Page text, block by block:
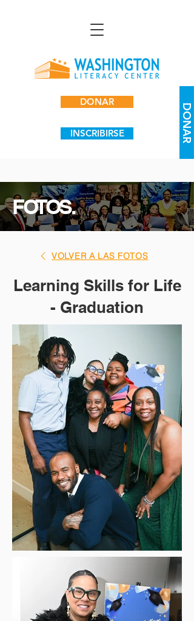
DONAR
INSCRIBIRSE DONAR
FOTOS.
VOLVER A LAS FOTOS
Learning Skills for Life
- Graduation